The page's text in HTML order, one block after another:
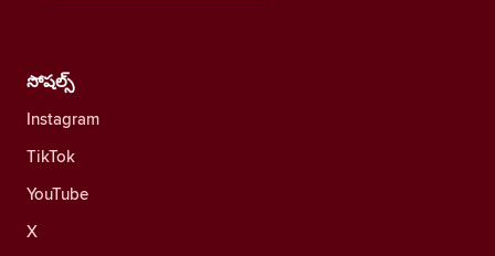
సోషల్స్
Instagram
TikTok
YouTube
X